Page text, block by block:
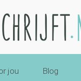
jou Blog